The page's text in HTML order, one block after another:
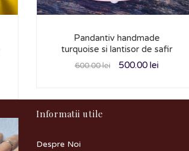
Pandantiv handmade
turquoise si lantisor de safir
600.00lei 500.00 lei
Informatii utile
Despre Noi